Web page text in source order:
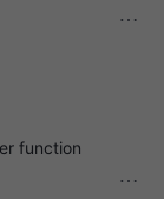
档，如果你用
人可以 vscode
function